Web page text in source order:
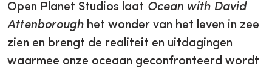
Open Planet Studios laat Ocean with David
Attenborough het wonder van het leven in zee
zien en brengt de realiteit en uitdagingen
waarmee onze oceaan geconfronteerd wordt